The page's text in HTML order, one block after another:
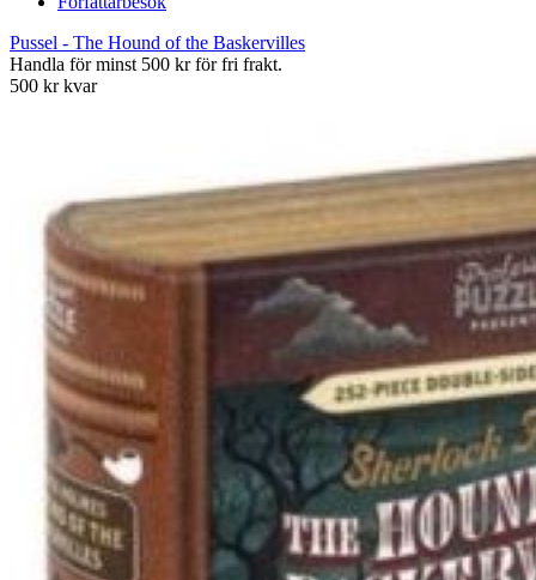
Pussel - The Hound of the Baskervilles
Handla för minst 500 kr för fri frakt.
500 kr kvar